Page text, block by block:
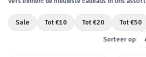
Sale Tot €10 Tot €20 Tot €50
Sorteer op